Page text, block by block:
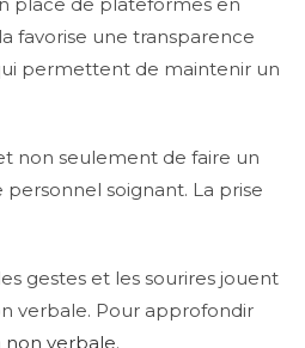
favorise une transparence
permettent de maintenir un
non seulement de faire un
soignant. La prise
gestes et les sourires jouent
verbale. Pour approfondir
non verbale.